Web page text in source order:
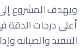
ويهدف المشروع
أعلى درجات الدقة
التنفيذ والصيانة